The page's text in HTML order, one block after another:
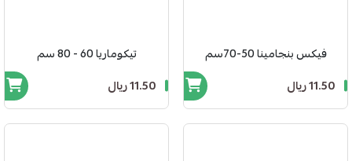
فيكس بنجامينا 50-70سم
11.50 ريال
تيكوماريا 60 - 80 سم
11.50 ريال